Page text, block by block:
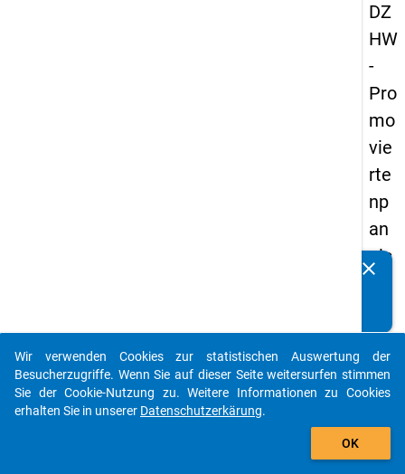
DZ
HW
-
Pro
mo
vie
rte
np
an
els
-
ers
te
clear
auto_stories
add_shopping_cart
Wir verwenden Cookies zur statistischen Auswertung der
Besucherzugriffe. Wenn Sie auf dieser Seite weitersurfen stimmen
Sie der Cookie-Nutzung zu. Weitere Informationen zu Cookies
erhalten Sie in unserer Datenschutzerkärung.
OK